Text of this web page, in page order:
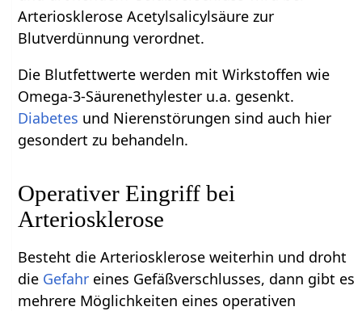
Arteriosklerose Acetylsalicylsäure zur
Blutverdünnung verordnet.
Die Blutfettwerte werden mit Wirkstoffen wie
Omega-3-Säurenethylester u.a. gesenkt.
Diabetes und Nierenstörungen sind auch hier
gesondert zu behandeln.
Operativer Eingriff bei
Arteriosklerose
Besteht die Arteriosklerose weiterhin und droht
die Gefahr eines Gefäßverschlusses, dann gibt es
mehrere Möglichkeiten eines operativen